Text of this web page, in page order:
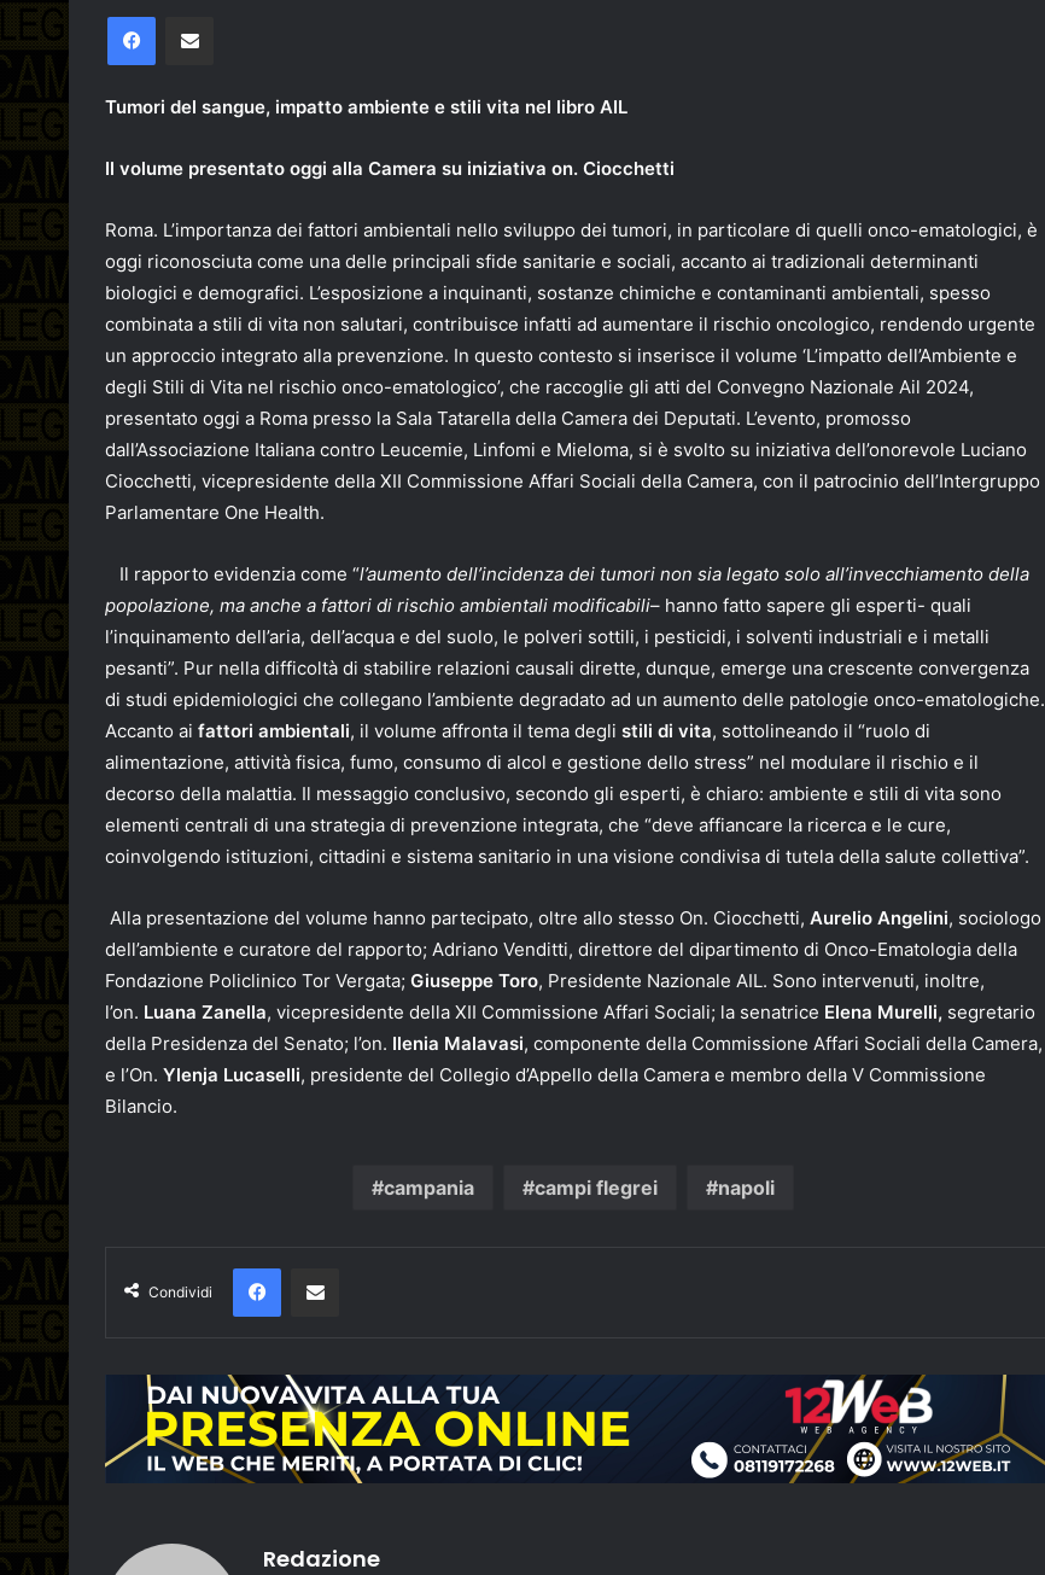
Facebook
Tumori del sangue, impatto ambiente e stili vita nel libro AIL
Il volume presentato oggi alla Camera su iniziativa on. Ciocchetti
Roma. L’importanza dei fattori ambientali nello sviluppo dei tumori, in particolare di quelli onco-ematologici, è
oggi riconosciuta come una delle principali sfide sanitarie e sociali, accanto ai tradizionali determinanti
biologici e demografici. L’esposizione a inquinanti, sostanze chimiche e contaminanti ambientali, spesso
combinata a stili di vita non salutari, contribuisce infatti ad aumentare il rischio oncologico, rendendo urgente
un approccio integrato alla prevenzione. In questo contesto si inserisce il volume ‘L’impatto dell’Ambiente e
degli Stili di Vita nel rischio onco-ematologico’, che raccoglie gli atti del Convegno Nazionale Ail 2024,
presentato oggi a Roma presso la Sala Tatarella della Camera dei Deputati. L’evento, promosso
dall’Associazione Italiana contro Leucemie, Linfomi e Mieloma, si è svolto su iniziativa dell’onorevole Luciano
Ciocchetti, vicepresidente della XII Commissione Affari Sociali della Camera, con il patrocinio dell’Intergruppo
Parlamentare One Health.
Il rapporto evidenzia come “l’aumento dell’incidenza dei tumori non sia legato solo all’invecchiamento della
popolazione, ma anche a fattori di rischio ambientali modificabili– hanno fatto sapere gli esperti- quali
l’inquinamento dell’aria, dell’acqua e del suolo, le polveri sottili, i pesticidi, i solventi industriali e i metalli
pesanti”. Pur nella difficoltà di stabilire relazioni causali dirette, dunque, emerge una crescente convergenza
di studi epidemiologici che collegano l’ambiente degradato ad un aumento delle patologie onco-ematologiche.
Accanto ai fattori ambientali, il volume affronta il tema degli stili di vita, sottolineando il “ruolo di
alimentazione, attività fisica, fumo, consumo di alcol e gestione dello stress” nel modulare il rischio e il
decorso della malattia. Il messaggio conclusivo, secondo gli esperti, è chiaro: ambiente e stili di vita sono
elementi centrali di una strategia di prevenzione integrata, che “deve affiancare la ricerca e le cure,
coinvolgendo istituzioni, cittadini e sistema sanitario in una visione condivisa di tutela della salute collettiva”.
Alla presentazione del volume hanno partecipato, oltre allo stesso On. Ciocchetti, Aurelio Angelini, sociologo
dell’ambiente e curatore del rapporto; Adriano Venditti, direttore del dipartimento di Onco-Ematologia della
Fondazione Policlinico Tor Vergata; Giuseppe Toro, Presidente Nazionale AIL. Sono intervenuti, inoltre,
l’on. Luana Zanella, vicepresidente della XII Commissione Affari Sociali; la senatrice Elena Murelli, segretario
della Presidenza del Senato; l’on. Ilenia Malavasi, componente della Commissione Affari Sociali della Camera,
e l’On. Ylenja Lucaselli, presidente del Collegio d’Appello della Camera e membro della V Commissione
Bilancio.
campania campi flegrei napoli
Condividi
Facebook
Redazione